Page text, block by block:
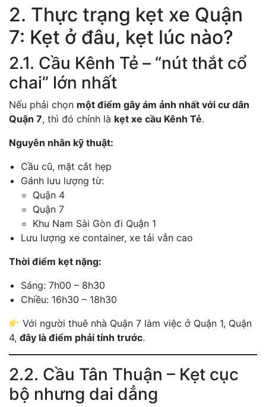
2. Thực trạng kẹt xe Quận
7: Kẹt ở đâu, kẹt lúc nào?
2.1. Cầu Kênh Tẻ – “nút thắt cổ
chai” lớn nhất
Nếu phải chọn một điểm gây ám ảnh nhất với cư dân
Quận 7, thì đó chính là kẹt xe cầu Kênh Tẻ.
Nguyên nhân kỹ thuật:
Cầu cũ, mặt cắt hẹp
Gánh lưu lượng từ:
Quận 4
Quận 7
Khu Nam Sài Gòn đi Quận 1
Lưu lượng xe container, xe tải vẫn cao
Thời điểm kẹt nặng:
Sáng: 7h00 – 8h30
Chiều: 16h30 – 18h30
Với người thuê nhà Quận 7 làm việc ở Quận 1, Quận
4, đây là điểm phải tính trước.
2.2. Cầu Tân Thuận – Kẹt cục
bộ nhưng dai dẳng